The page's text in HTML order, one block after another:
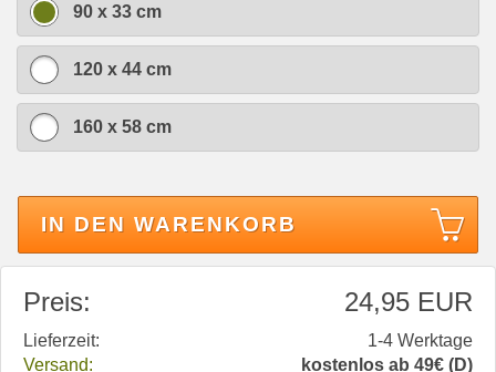
90 x 33 cm
120 x 44 cm
160 x 58 cm
IN DEN WARENKORB
Preis: 24,95 EUR
Lieferzeit:
1-4 Werktage
Versand:
kostenlos ab 49€ (D)